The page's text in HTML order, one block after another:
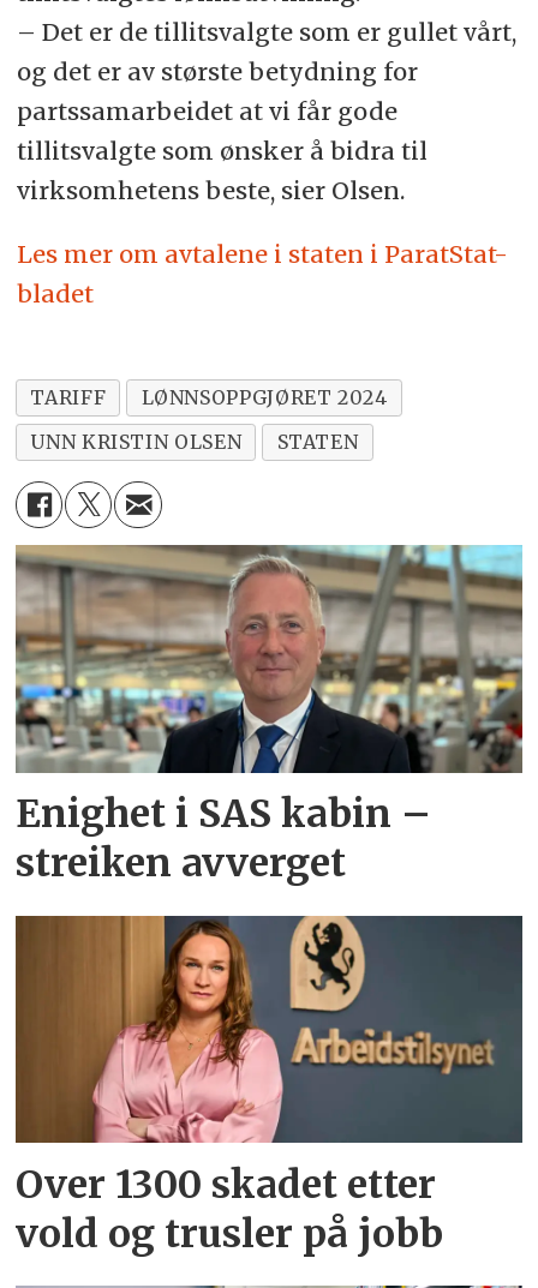
– Det er de tillitsvalgte som er gullet vårt,
og det er av største betydning for
partssamarbeidet at vi får gode
tillitsvalgte som ønsker å bidra til
virksomhetens beste, sier Olsen.
Les mer om avtalene i staten i ParatStat-
bladet
TARIFF
LØNNSOPPGJØRET 2024
UNN KRISTIN OLSEN
STATEN
Enighet i SAS kabin –
streiken avverget
Over 1300 skadet etter
vold og trusler på jobb